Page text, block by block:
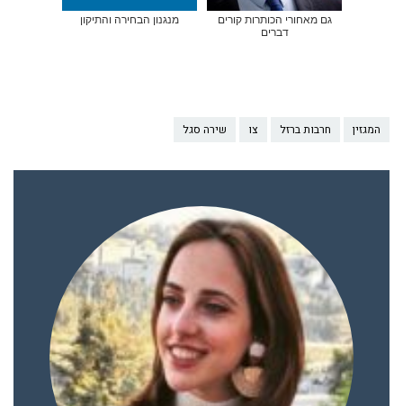
גם מאחורי הכותרות קורים
דברים
מנגנון הבחירה והתיקון
המגזין חרבות ברזל צו שירה סגל